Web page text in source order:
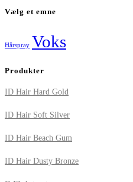
Vælg et emne
Hårspray Voks
Produkter
ID Hair Hard Gold
ID Hair Soft Silver
ID Hair Beach Gum
ID Hair Dusty Bronze